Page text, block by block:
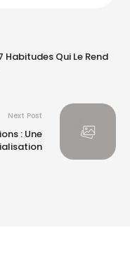
Habitudes Qui Le Rend
Next Post
: Une